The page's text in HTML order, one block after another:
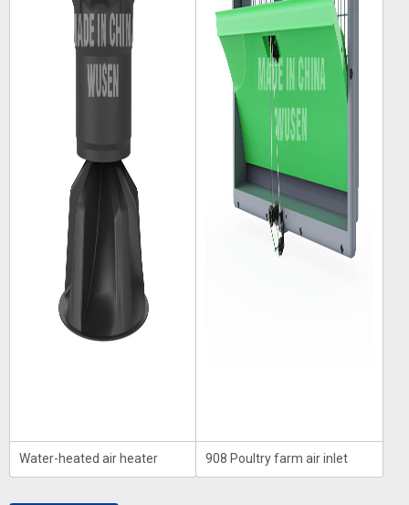
Water-heated air heater 908 Poultry farm air inlet